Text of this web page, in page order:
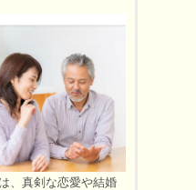
、真剣な恋愛や結婚